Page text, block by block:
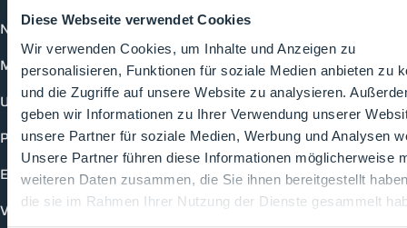
Diese Webseite verwendet Cookies
Wir verwenden Cookies, um Inhalte und Anzeigen zu
personalisieren, Funktionen für soziale Medien anbieten zu
und die Zugriffe auf unsere Website zu analysieren.
geben wir Informationen zu Ihrer Verwendung unserer
unsere Partner für soziale Medien, Werbung und Analysen
Unsere Partner führen diese Informationen möglicherweise
weiteren Daten zusammen, die Sie ihnen bereitgestellt
die sie im Rahmen Ihrer Nutzung der Dienste gesammelt
News
Mediathek
Unternehmen
Produkte
Events
Vorträge